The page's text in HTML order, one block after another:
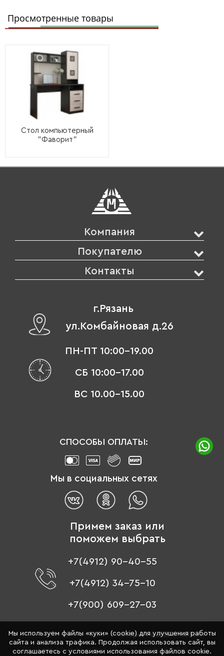
Просмотренные товары
Стол компьютерный
"Фаворит"
Компания
Покупателю
Контакты
г.Рязань
ул.Комбайновая д.26
ПН-ПТ 10:00-19.00
СБ 10:00-17.00
ВС 10.00-15.00
СПОСОБЫ ОПЛАТЫ:
Мы в социальных сетях
Примем заказ или
поможем выбрать
+7(4912) 90-40-55
+7(4912) 34-75-10
+7(900) 609-27-03
© 1996 - 2026 «Цвет мебели» –интернет-магазин мебели
Обращаем ваше внимание на то, что данный интернет-
Мы используем файлы «куки» (cookie) для улучшения работы
сайта и анализа трафика. Продолжая использовать сайт, вы
соглашаетесь с условиями использования файлов cookie.